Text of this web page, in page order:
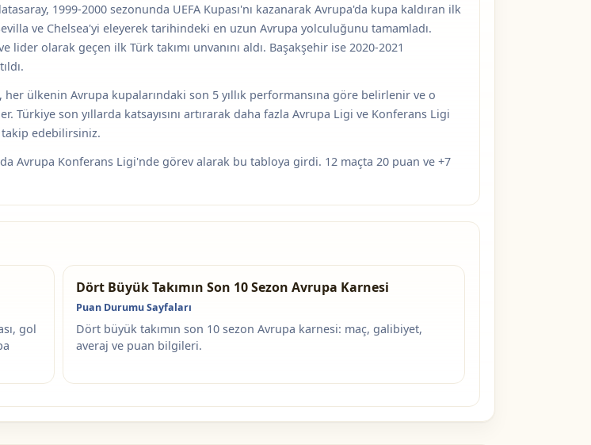
1999-2000 sezonunda UEFA Kupası'nı kazanarak Avrupa'da kupa kaldıran ilk
ve Chelsea'yi eleye­rek tarihindeki en uzun Avrupa yolculuğunu tamamladı.
olarak geçen ilk Türk takımı unvanını aldı. Başakşehir ise 2020-2021
her ülkenin Avrupa kupalarındaki son 5 yıllık performansına göre belirlenir ve o
Türkiye son yıllarda katsayısını artırarak daha fazla Avrupa Ligi ve Konferans Ligi
takip edebilirsiniz.
Avrupa Konferans Ligi'nde görev alarak bu tabloya girdi. 12 maçta 20 puan ve +7
gol
Dört Büyük Takımın Son 10 Sezon Avrupa Karnesi
Puan Durumu Sayfaları
Dört büyük takımın son 10 sezon Avrupa karnesi: maç, galibiyet,
averaj ve puan bilgileri.